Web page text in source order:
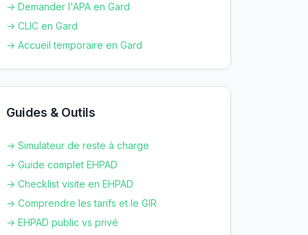
→ Demander l'APA en Gard
→ CLIC en Gard
→ Accueil temporaire en Gard
Guides & Outils
→ Simulateur de reste à charge
→ Guide complet EHPAD
→ Checklist visite en EHPAD
→ Comprendre les tarifs et le GIR
→ EHPAD public vs privé